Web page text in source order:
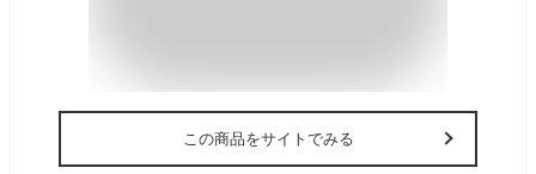
この商品をサイトでみる